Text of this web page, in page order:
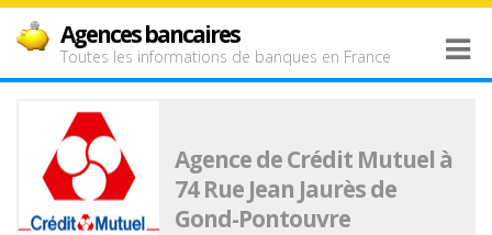
Agences bancaires
Toutes les informations de banques en France
Agence de Crédit Mutuel à
74 Rue Jean Jaurès de
Gond-Pontouvre